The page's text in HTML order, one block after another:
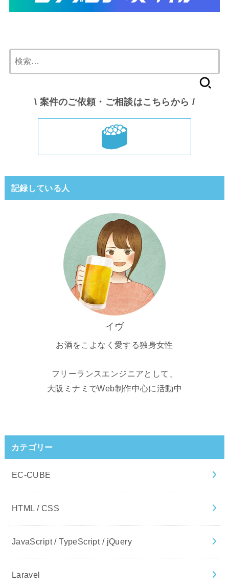
索:
\ 案件のご依頼・ご相談はこちらから /
記録している人
イヴ
お酒をこよなく愛する独身女性
フリーランスエンジニアとして、
大阪ミナミでWeb制作中心に活動中
カテゴリー
EC-CUBE
HTML / CSS
JavaScript / TypeScript / jQuery
Laravel